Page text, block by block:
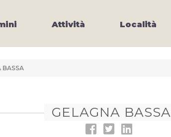
Attività Località
BASSA
GELAGNA BASSA